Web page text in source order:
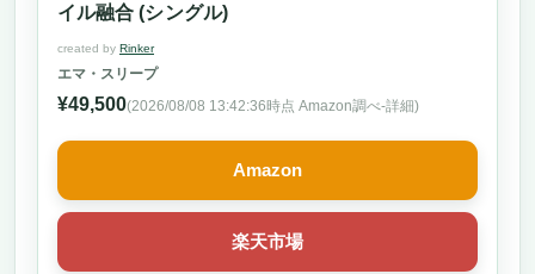
イル融合 (シングル)
created by Rinker
エマ・スリープ
¥49,500(2026/08/08 13:42:36時点 Amazon調べ-詳細)
Amazon
楽天市場